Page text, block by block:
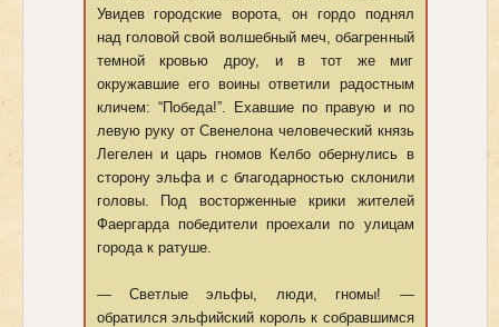
Увидев городские ворота, он гордо поднял
над головой свой волшебный меч, обагренный
темной кровью дроу, и в тот же миг
окружавшие его воины ответили радостным
кличем: “Победа!”. Ехавшие по правую и по
левую руку от Свенелона человеческий князь
Легелен и царь гномов Келбо обернулись в
сторону эльфа и с благодарностью склонили
головы. Под восторженные крики жителей
Фаергарда победители проехали по улицам
города к ратуше.
— Светлые эльфы, люди, гномы! —
обратился эльфийский король к собравшимся